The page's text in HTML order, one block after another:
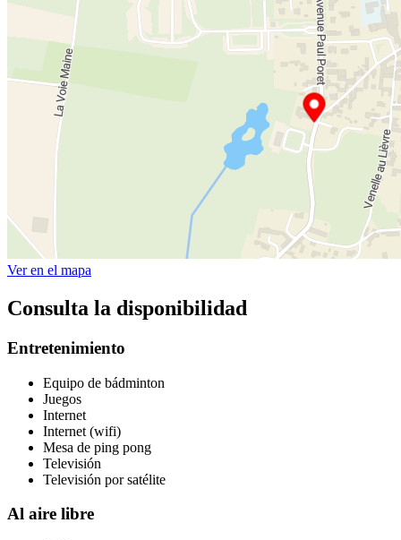
Ver en el mapa
Consulta la disponibilidad
Entretenimiento
Equipo de bádminton
Juegos
Internet
Internet (wifi)
Mesa de ping pong
Televisión
Televisión por satélite
Al aire libre